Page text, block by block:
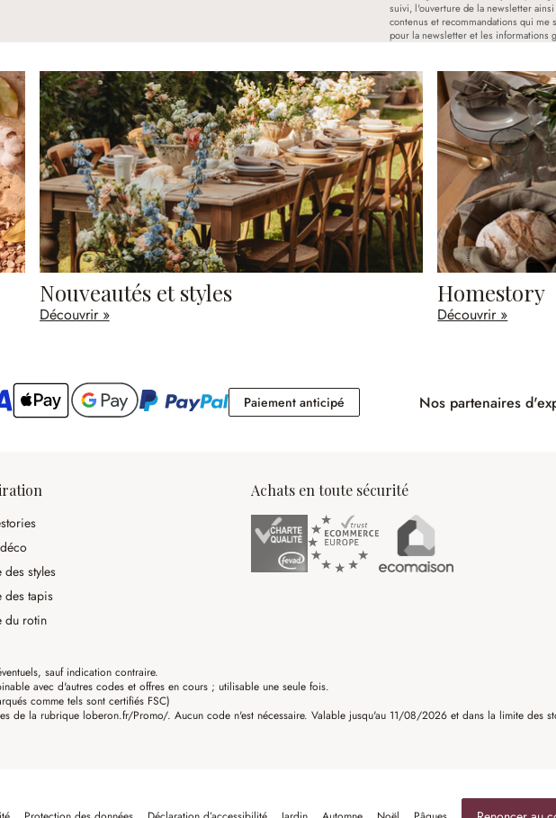
suivi, l'ouverture de la newsletter
contenus et recommandations qui me
pour la newsletter et les informations
Nouveautés et styles
Découvrir »
Homestory
Découvrir »
Paiement anticipéPaiement anticipéNos partenaires
styles
des tapis
du rotin
Achats en toute sécurité
sauf indication contraire.
avec d'autres codes et offres en cours ; utilisable une seule fois.
comme tels sont certifiés FSC)
de la rubrique loberon.fr/Promo/. Aucun code n'est nécessaire. Valable jusqu'au 11/08/2026 et dans la limite des